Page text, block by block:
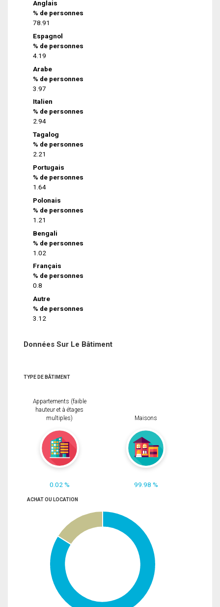
Anglais
% de personnes
78.91
Espagnol
% de personnes
4.19
Arabe
% de personnes
3.97
Italien
% de personnes
2.94
Tagalog
% de personnes
2.21
Portugais
% de personnes
1.64
Polonais
% de personnes
1.21
Bengali
% de personnes
1.02
Français
% de personnes
0.8
Autre
% de personnes
3.12
Données Sur Le Bâtiment
TYPE DE BÂTIMENT
Appartements (faible
hauteur et à étages
multiples)
0.02 %
Maisons
99.98 %
ACHAT OU LOCATION